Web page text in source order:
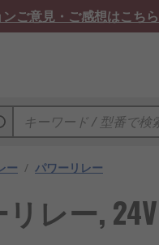
ご意見・ご感想はこちら
ー / パワーリレー
レー,